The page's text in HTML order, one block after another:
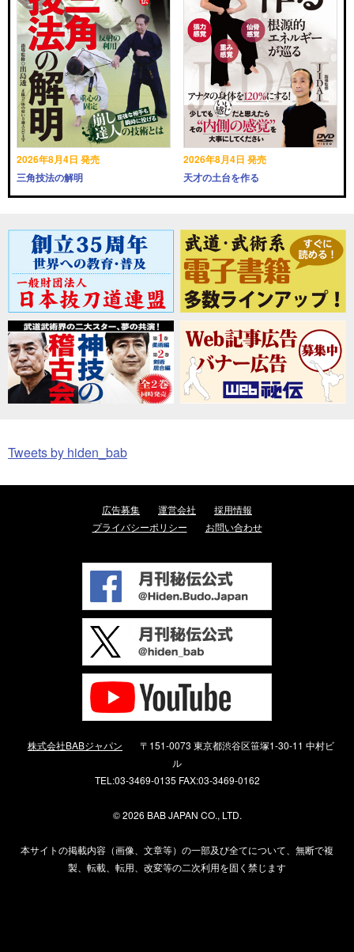
2026年8月4日 発売
三角技法の解明
2026年8月4日 発売
天才の土台を作る
Tweets by hiden_bab
広告募集 運営会社
採用情報
プライバシーポリシー
お問い合わせ
株式会社BABジャパン
〒151-0073 東京都渋谷区笹塚1-30-11 中村ビ
ル
TEL:03-3469-0135 FAX:03-3469-0162
©2026 BAB JAPAN CO., LTD.
本サイトの掲載内容（画像、文章等）の一部及び全てについて、無断で複
製、転載、転用、改変等の二次利用を固く禁じます